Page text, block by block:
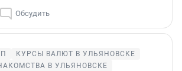
Обсудить
КУРСЫ ВАЛЮТ В УЛЬЯНОВСКЕ
В УЛЬЯНОВСКЕ